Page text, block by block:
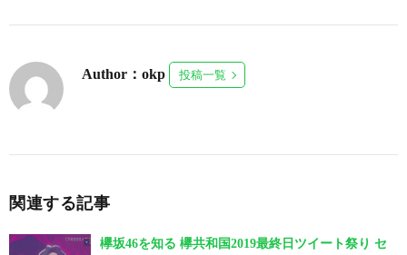
Author：okp 投稿一覧
関連する記事
欅坂46を知る 欅共和国2019最終日ツイート祭り セ